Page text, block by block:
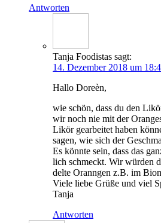
Antworten
Tanja Foodistas sagt:
14. Dezember 2018 um
Hal­lo Doreèn,
wie schön, dass du den
wir noch nie mit der
Likör gear­bei­tet haben
sagen, wie sich der
Es könn­te sein, dass das
lich schmeckt. Wir wür­den
del­te Orann­gen z.B. im
Vie­le lie­be Grü­ße und viel
Tanja
Antworten